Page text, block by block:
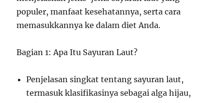
populer, manfaat kesehatannya, serta cara
memasukkannya ke dalam diet Anda.
Bagian 1: Apa Itu Sayuran Laut?
Penjelasan singkat tentang sayuran laut,
termasuk klasifikasinya sebagai alga hijau,